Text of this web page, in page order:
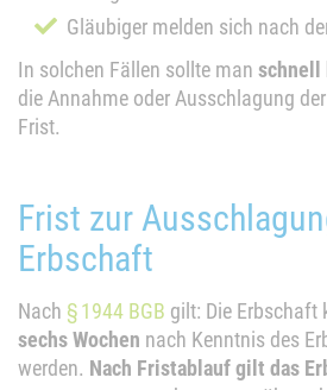
Gläubiger melden sich nach
In solchen Fällen sollte man schnell
die Annahme oder Ausschlagung
Frist.
Frist zur
Erbschaft
Nach § 1944 BGB gilt: Die Erbschaft
sechs Wochen nach Kenntnis des
werden. Nach Fristablauf gilt das